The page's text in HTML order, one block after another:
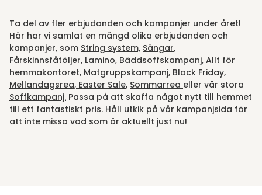
Ta del av fler erbjudanden och kampanjer under året!
Här har vi samlat en mängd olika erbjudanden och
kampanjer, som String system, Sängar,
Fårskinnsfåtöljer, Lamino, Bäddsoffskampanj, Allt för
hemmakontoret, Matgruppskampanj, Black Friday,
Mellandagsrea, Easter Sale, Sommarrea eller vår stora
Soffkampanj. Passa på att skaffa något nytt till hemmet
till ett fantastiskt pris. Håll utkik på vår kampanjsida för
att inte missa vad som är aktuellt just nu!